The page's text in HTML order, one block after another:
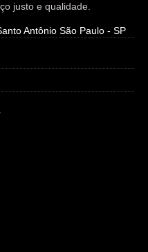
justo e qualidade.
Antônio São Paulo - SP